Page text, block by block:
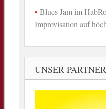
Blues Jam im
Improvisation auf
UNSER PARTNER